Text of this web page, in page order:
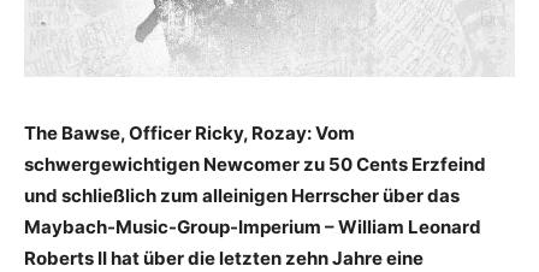
The Bawse, Officer Ricky, Rozay: Vom
schwergewichtigen Newcomer zu 50 Cents Erzfeind
und schließlich zum alleinigen Herrscher über das
Maybach-Music-Group-Imperium – ­William Leonard
Roberts II hat über die letzten zehn Jahre eine